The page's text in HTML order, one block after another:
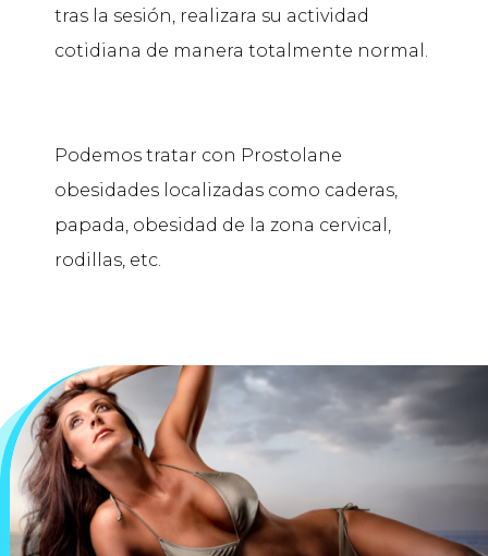
tras la sesión, realizara su actividad
cotidiana de manera totalmente normal.
Podemos tratar con Prostolane
obesidades localizadas como caderas,
papada, obesidad de la zona cervical,
rodillas, etc.